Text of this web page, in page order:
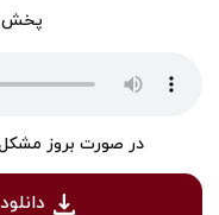
پخش
در صورت بروز مشکل